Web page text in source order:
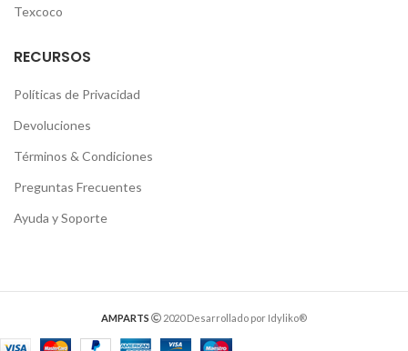
Texcoco
RECURSOS
Políticas de Privacidad
Devoluciones
Términos & Condiciones
Preguntas Frecuentes
Ayuda y Soporte
AMPARTS 2020 Desarrollado por Idyliko®